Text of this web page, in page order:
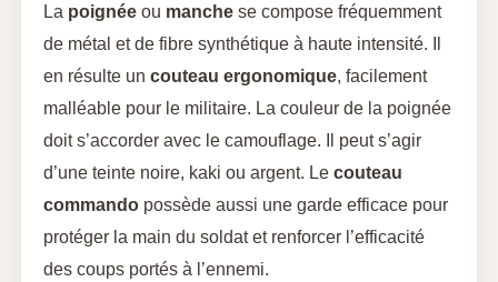
La poignée ou manche se compose fréquemment
de métal et de fibre synthétique à haute intensité. Il
en résulte un couteau ergonomique, facilement
malléable pour le militaire. La couleur de la poignée
doit s’accorder avec le camouflage. Il peut s’agir
d’une teinte noire, kaki ou argent. Le couteau
commando possède aussi une garde efficace pour
protéger la main du soldat et renforcer l’efficacité
des coups portés à l’ennemi.